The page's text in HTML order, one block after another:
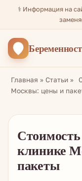
⚕️ Информация на
Главная » Статьи »
Москвы: цены и
клинике
пакеты